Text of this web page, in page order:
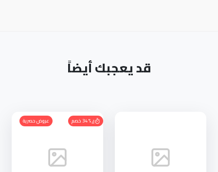
قد يعجبك أيضاً
34% خصم عروض حصرية